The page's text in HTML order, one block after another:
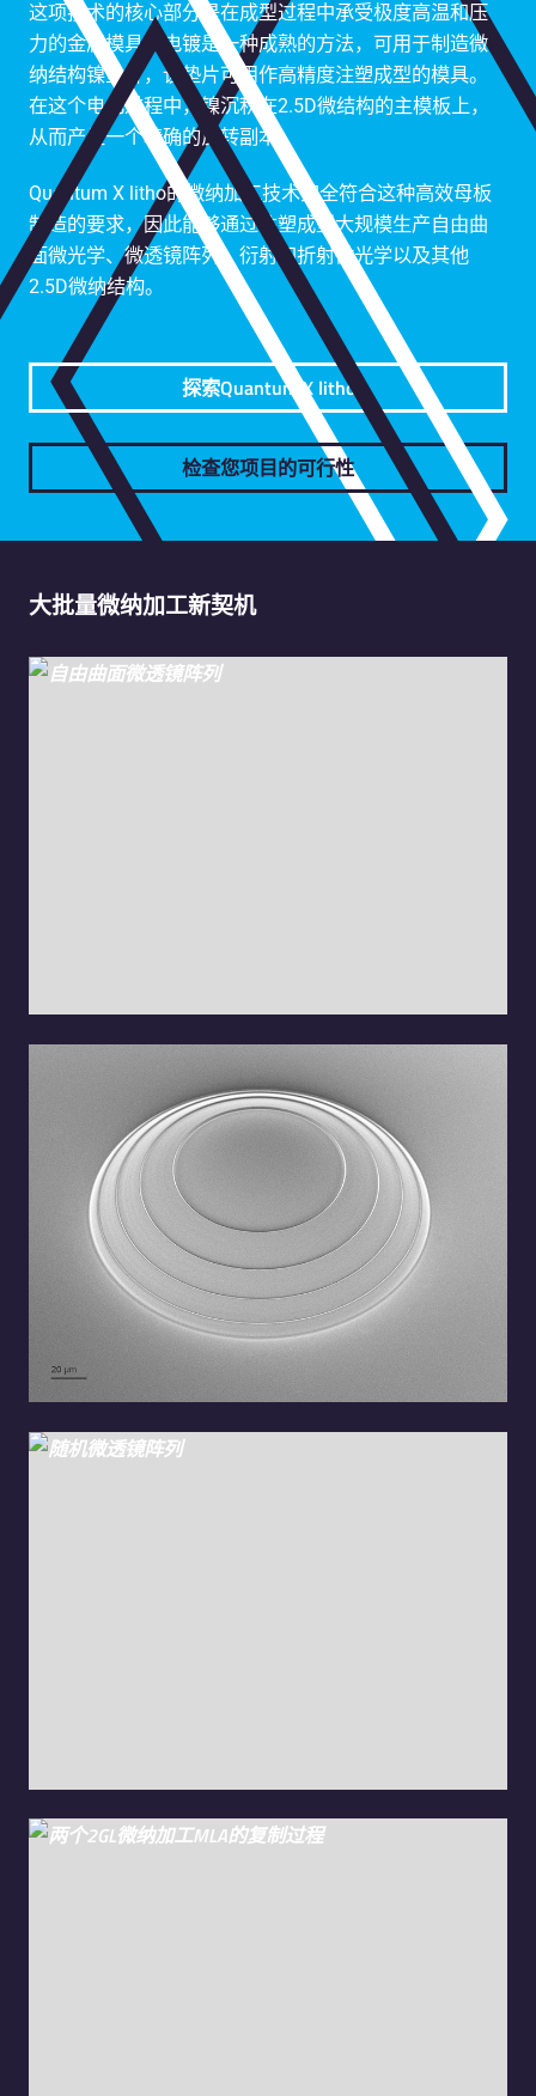
这项技术的核心部分是在成型过程中承受极度高温和压
力的金属模具。电镀是一种成熟的方法，可用于制造微
纳结构镍垫片，该垫片可用作高精度注塑成型的模具。
在这个电化过程中，镍沉积在2.5D微结构的主模板上，
从而产生一个精确的反转副本。
Quantum X litho的微纳加工技术完全符合这种高效母板
制造的要求，因此能够通过注塑成型大规模生产自由曲
面微光学、微透镜阵列、衍射和折射微光学以及其他
2.5D微纳结构。
探索Quantum X litho
检查您项目的可行性
大批量微纳加工新契机